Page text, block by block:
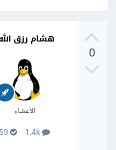
0
هشام رزق
الأعضاء